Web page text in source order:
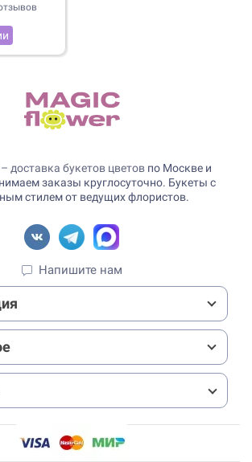
доставка букетов цветов по Москве и
заказы круглосуточно. Букеты с
стилем от ведущих флористов.
Напишите нам